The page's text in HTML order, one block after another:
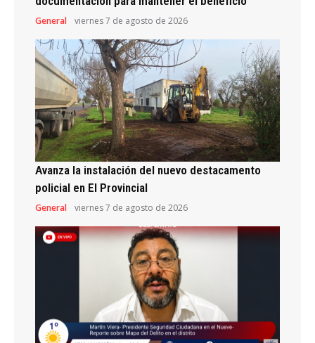
General viernes 7 de agosto de 2026
Avanza la instalación del nuevo destacamento
policial en El Provincial
General viernes 7 de agosto de 2026